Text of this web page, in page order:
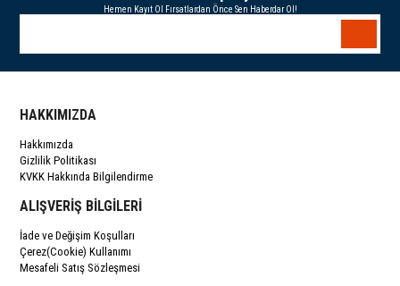
Hemen Kayıt Ol Fırsatlardan Önce Sen Haberdar Ol!
HAKKIMIZDA
Hakkımızda
Gizlilik Politikası
KVKK Hakkında Bilgilendirme
ALIŞVERİŞ BİLGİLERİ
İade ve Değişim Koşulları
Çerez(Cookie) Kullanımı
Mesafeli Satış Sözleşmesi